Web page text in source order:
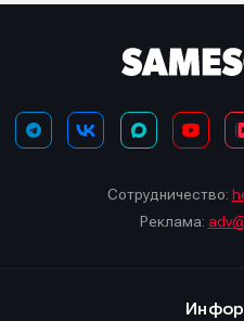
Сотрудничество:
Реклама: